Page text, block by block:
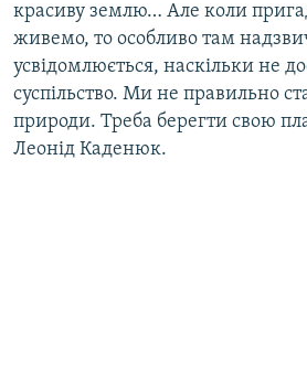
красиву землю… Але коли
живемо, то особливо там
усвідомлюється, наскільки не
суспільство. Ми не правильно
природи. Треба берегти свою
Леонід Каденюк.